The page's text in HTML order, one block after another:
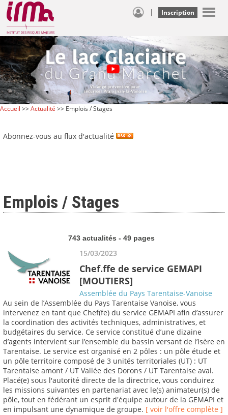
| Inscription
Accueil >>Actualité >> Emplois / Stages
Abonnez-vous au flux d'actualité
Emplois / Stages
743 actualités - 49 pages
15/03/2023
Chef.ffe de service GEMAPI
[MOUTIERS]
Assemblée du Pays Tarentaise-Vanoise
Au sein de l’Assemblée du Pays Tarentaise Vanoise, vous
intervenez en tant que Chef(fe) du service GEMAPI afin d’assurer
la coordination des activités techniques, administratives, et
budgétaires du service. Ce service constitué d’une dizaine
d’agents intervient sur l’ensemble du bassin versant de l’Isère en
Tarentaise. Le service est organisé en 2 pôles : un pôle étude et
un pôle territoire composé de 3 unités territoriales (UT) : UT
Tarentaise amont / UT Vallée des Dorons / UT Tarentaise aval.
Placé(e) sous l'autorité directe de la directrice, vous conduirez
les missions suivantes en partenariat avec le(s) animateur(s) de
pôle, tout en fédérant un esprit d'équipe autour de la GEMAPI et
en impulsant une dynamique de groupe. [ voir l'offre complète ]